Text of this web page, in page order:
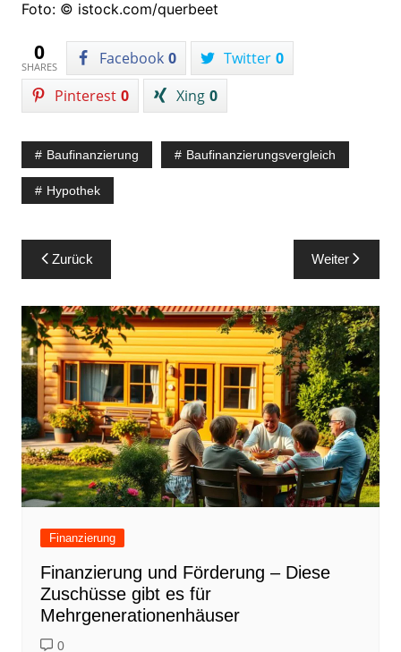
Foto: © istock.com/querbeet
0
SHARES Facebook 0 Twitter 0
Pinterest 0 Xing 0
Baufinanzierung Baufinanzierungsvergleich
Hypothek
Beitragsnavigation
Zurück Weiter
Finanzierung
Finanzierung und Förderung – Diese
Zuschüsse gibt es für
Mehrgenerationenhäuser
0